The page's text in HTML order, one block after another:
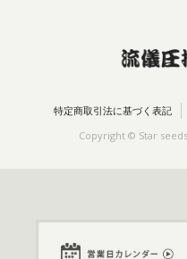
特定商取引法に基づく表記
Copyright © Star